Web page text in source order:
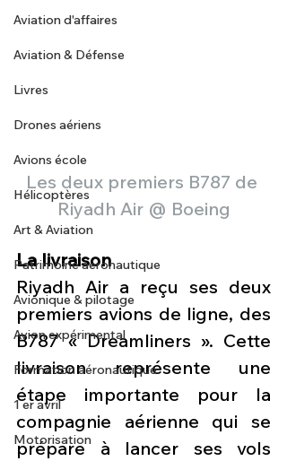
Aviation d'affaires
Aviation & Défense
Livres
Drones aériens
Avions école
Hélicoptères
Art & Aviation
Patrimoine aéronautique
Avionique & pilotage
Avion expérimental
Formation aéronautique
1 er avril
Motorisation
Les deux premiers B787 de
Riyadh Air @ Boeing
La livraison
Riyadh Air a reçu ses deux
premiers avions de ligne, des
B787 « Dreamliners ». Cette
livraison représente une
étape importante pour la
compagnie aérienne qui se
prépare à lancer ses vols